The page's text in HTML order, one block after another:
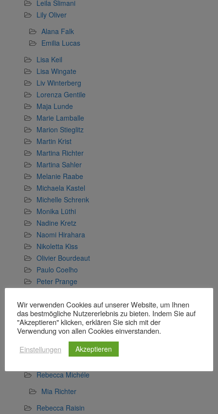
Leila Slimani
Lily Oliver
Alana Falk
Emilia Lucas
Lisa Keil
Lisa Wingate
Liv Winterberg
Lorenza Gentile
Maja Lunde
Marie Lamballe
Marion Stieglitz
Martin Krist
Martina Richter
Martina Sahler
Melanie Raabe
Michaela Kastel
Michelle Schrenk
Monika Lüthi
Nadine Kretz
Naomi Hirahara
Nikoletta Kiss
Olivier Bourdeaut
Paulo Coelho
Peter Prange
R.T. Acron
Rafel Nadal
Ragnar Jónasson
Rainbow Rowell
Ransom Riggs
Rebecca Michéle
Mia Richter
Rebecca Raisin
Wir verwenden Cookies auf unserer Website, um Ihnen
das bestmögliche Nutzererlebnis zu bieten. Indem Sie auf
"Akzeptieren" klicken, erklären Sie sich mit der
Verwendung von allen Cookies einverstanden.
Einstellungen
Akzeptieren